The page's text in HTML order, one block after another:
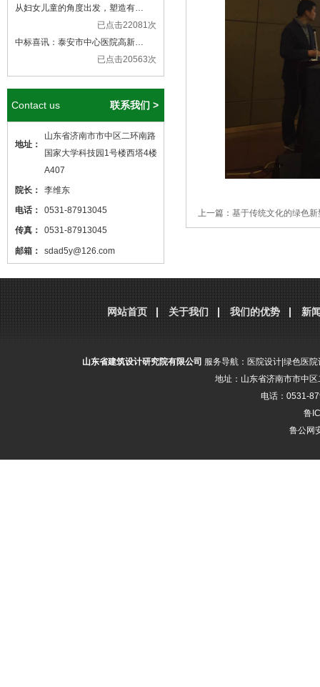
从妇女儿童的角度出发，塑造有…
已点击22081次
中标喜讯：泰安市中心医院高新…
已点击20563次
Contact us 联系我们 >
地址：
山东省济南市市中区二环南路
国家大学科技园1号楼西塔4楼
A407
院长：
李维东
电话：
0531-87913045
传真：
0531-87913045
邮箱：
sdad5y@126.com
设计 ，本站网址
http://www.sdjzsj5y.com
，转载请标明出处！
分享到： 腾讯微博 新浪微博 微信
上一篇： 基于传统文化的绿色
网站首页 关于我们 我们的优势 新
山东省建筑设计研究院有限公司 服务导航： 医院设计 绿色医院
地址：山东省济南市市中
电话：0531-
鲁
鲁公网